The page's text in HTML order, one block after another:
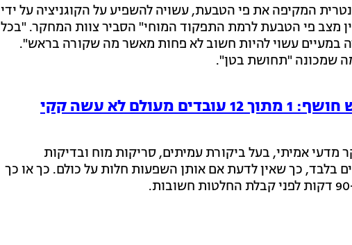
המקיפה את פי הטבעת, עשויה להשפיע על הקוגניציה על ידי
מצב פי הטבעת לרמת התפקוד המוחי" הסביר צוות המחקר. "בכל
במעיים עשוי להיות חשוב לא פחות מאשר מה שקורה בראש".
שמכונה "תחושת בטן".
מחקר חדש חושף: 1 מתוך 12 עובדים מעולם לא עשה קקי
מדעי אמיתי, בעל ביקורת עמיתים, סריקות מוח ובדיקות
בלבד, כך שאין לדעת אם אותן השפעות חלות על כולם. כך או כך